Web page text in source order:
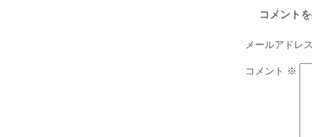
コメント
メールアドレ
コメント ※